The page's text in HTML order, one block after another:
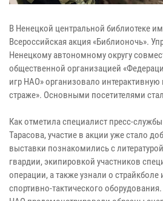
В Ненецкой центральной библиотеке
Всероссийская акция «Библионочь».
Ненецкому автономному округу
общественной организацией
игр НАО» организовало интерактивную
страже». Основными посетителями
Как отметила специалист пресс-
Тарасова, участие в акции уже стало
выставки познакомились с
гвардии, экипировкой участников
операции, а также узнали о страйкболе
спортивно-тактического